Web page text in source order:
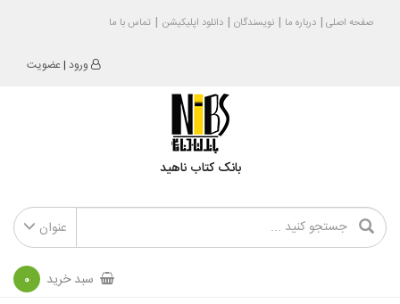
صفحه اصلی درباره ما نویسندگان دانلود اپلیکیشن تماس با ما
ورود |عضویت
بانک کتاب ناهید
عنوان
سبد خرید 0